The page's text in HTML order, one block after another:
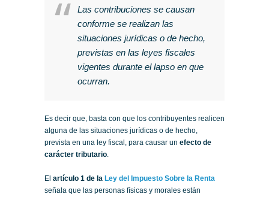
Las contribuciones se causan
conforme se realizan las
situaciones jurídicas o de hecho,
previstas en las leyes fiscales
vigentes durante el lapso en que
ocurran.
Es decir que, basta con que los contribuyentes realicen
alguna de las situaciones jurídicas o de hecho,
prevista en una ley fiscal, para causar un efecto de
carácter tributario
El artículo 1 de la Ley del Impuesto Sobre la Renta
señala que las personas físicas y morales están